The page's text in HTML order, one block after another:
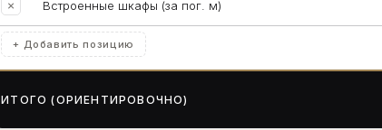
× Встроенные шкафы (за пог. м)
+ Добавить позицию
ИТОГО (ОРИЕНТИРОВОЧНО)